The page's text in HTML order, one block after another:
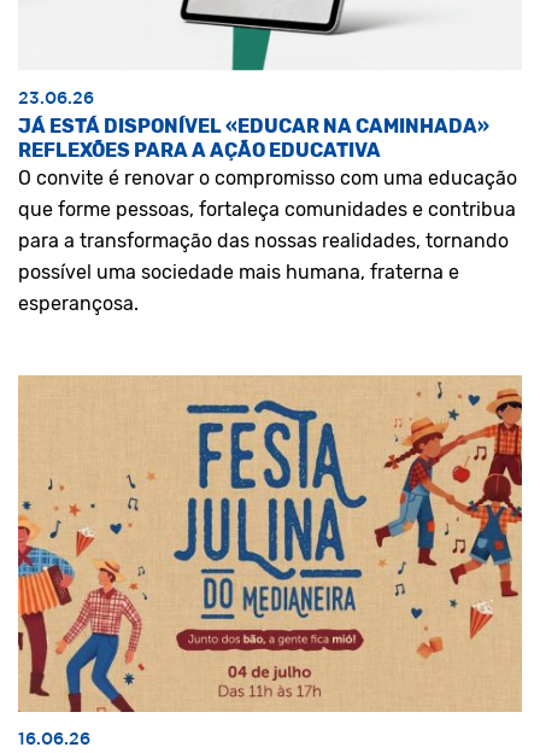
23.06.26
JÁ ESTÁ DISPONÍVEL «EDUCAR NA CAMINHADA»
REFLEXÕES PARA A AÇÃO EDUCATIVA
O convite é renovar o compromisso com uma educação
que forme pessoas, fortaleça comunidades e contribua
para a transformação das nossas realidades, tornando
possível uma sociedade mais humana, fraterna e
esperançosa.
16.06.26